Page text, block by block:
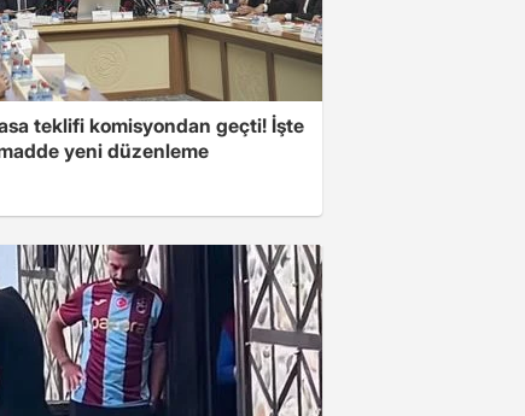
teklifi komisyondan geçti! İşte
yeni düzenleme